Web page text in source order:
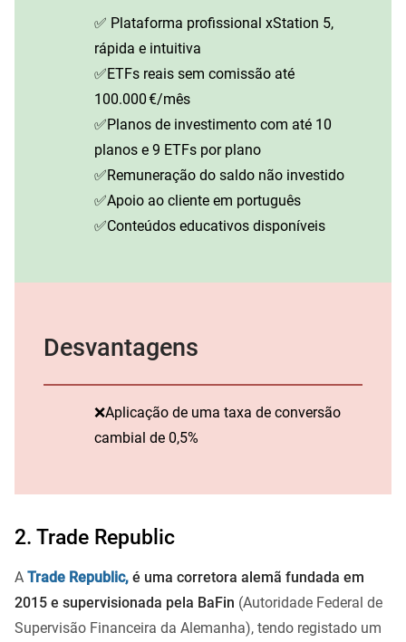
✅ Plataforma profissional xStation 5,
rápida e intuitiva
✅ETFs reais sem comissão até
100.000 €/mês
✅Planos de investimento com até 10
planos e 9 ETFs por plano
✅Remuneração do saldo não investido
✅Apoio ao cliente em português
✅Conteúdos educativos disponíveis
Desvantagens
❌Aplicação de uma taxa de conversão
cambial de 0,5%
2. Trade Republic
A Trade Republic, é uma corretora alemã fundada em
2015 e supervisionada pela BaFin (Autoridade Federal de
Supervisão Financeira da Alemanha), tendo registado um